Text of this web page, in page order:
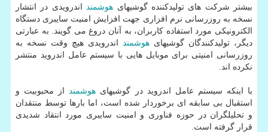
بیشتر شركت های تولیدكننده گوشیهای هوشمنداندرویدی در انتشار
نسخه به روزرسانی نرم افزاری جهت افزایش امنیت سایبری دستگاه
الكترونیكی مورد استفاده كاربران، به آنان دروغ می گویند. به عبارتی
دیگر، تولیدكنندگان گوشیهای هوشمند اندرویدی هیچ وقت نسخه به
روزرسانی امنیتی برای موبایل هایی با سیستم عامل اندروید منتشر
نكرده اند.
با اینكه سیستم عامل اندروید در گوشیهای هوشمنداز محبوبیت و
استقبال بی سابقه ای برخوردار شده است، اما بارها توسط منتقدان
و تحلیلگران در حوزه فناوری و امنیت سایبری مورد انتقاد شدیدی
قرار گرفته است.